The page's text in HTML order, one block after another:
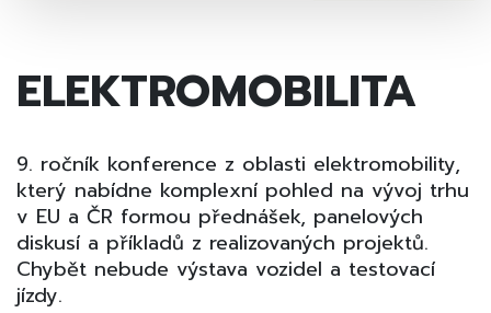
ELEKTROMOBILITA
9. ročník konference z oblasti elektromobility,
který nabídne komplexní pohled na vývoj trhu
v EU a ČR formou přednášek, panelových
diskusí a příkladů z realizovaných projektů.
Chybět nebude výstava vozidel a testovací
jízdy.